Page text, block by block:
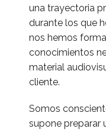
una trayectoria
durante los que
nos hemos
conocimientos
material
cliente.
Somos
supone preparar